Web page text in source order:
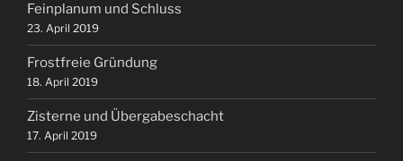
Feinplanum und Schluss
23. April 2019
Frostfreie Gründung
18. April 2019
Zisterne und Übergabeschacht
17. April 2019